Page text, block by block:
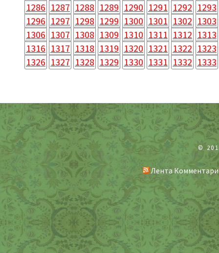
1286 1287 1288 1289 1290 1291 1292 1293
1296 1297 1298 1299 1300 1301 1302 1303
1306 1307 1308 1309 1310 1311 1312 1313
1316 1317 1318 1319 1320 1321 1322 1323
1326 1327 1328 1329 1330 1331 1332 1333
©
Лента